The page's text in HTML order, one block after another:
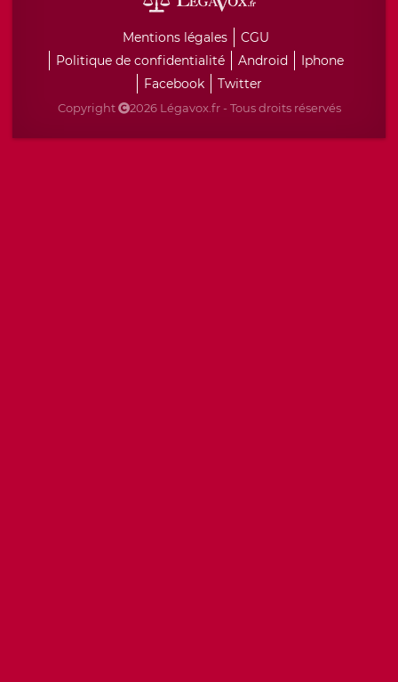
Mentions légales
CGU
Politique de confidentialité
Android
Iphone
Facebook
Twitter
Copyright 2026 Légavox.fr - Tous droits réservés